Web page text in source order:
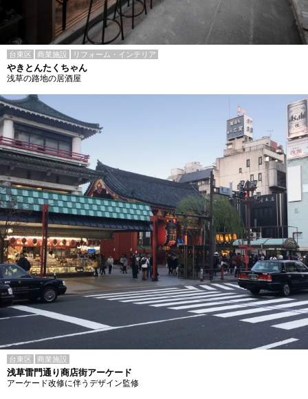
台東区 商業施設 リフォーム・インテリア
やきとんたくちゃん
浅草の路地の居酒屋
台東区 商業施設
浅草雷門通り商店街アーケード
アーケード改修に伴うデザイン監修